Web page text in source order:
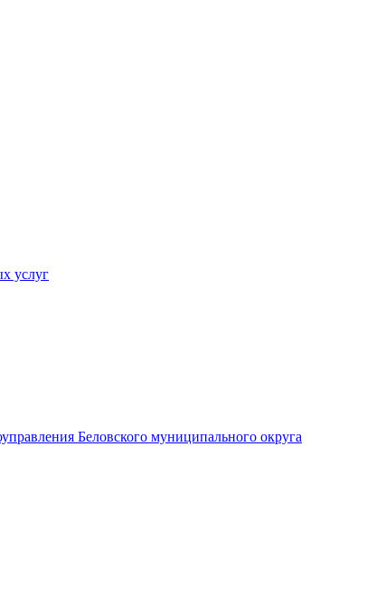
услуг
Беловского муниципального округа